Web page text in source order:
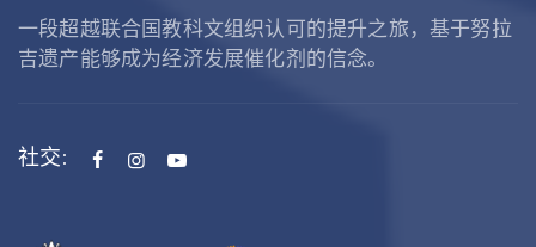
一段超越联合国教科文组织认可的提升之旅，基于努拉
吉遗产能够成为经济发展催化剂的信念。
社交: